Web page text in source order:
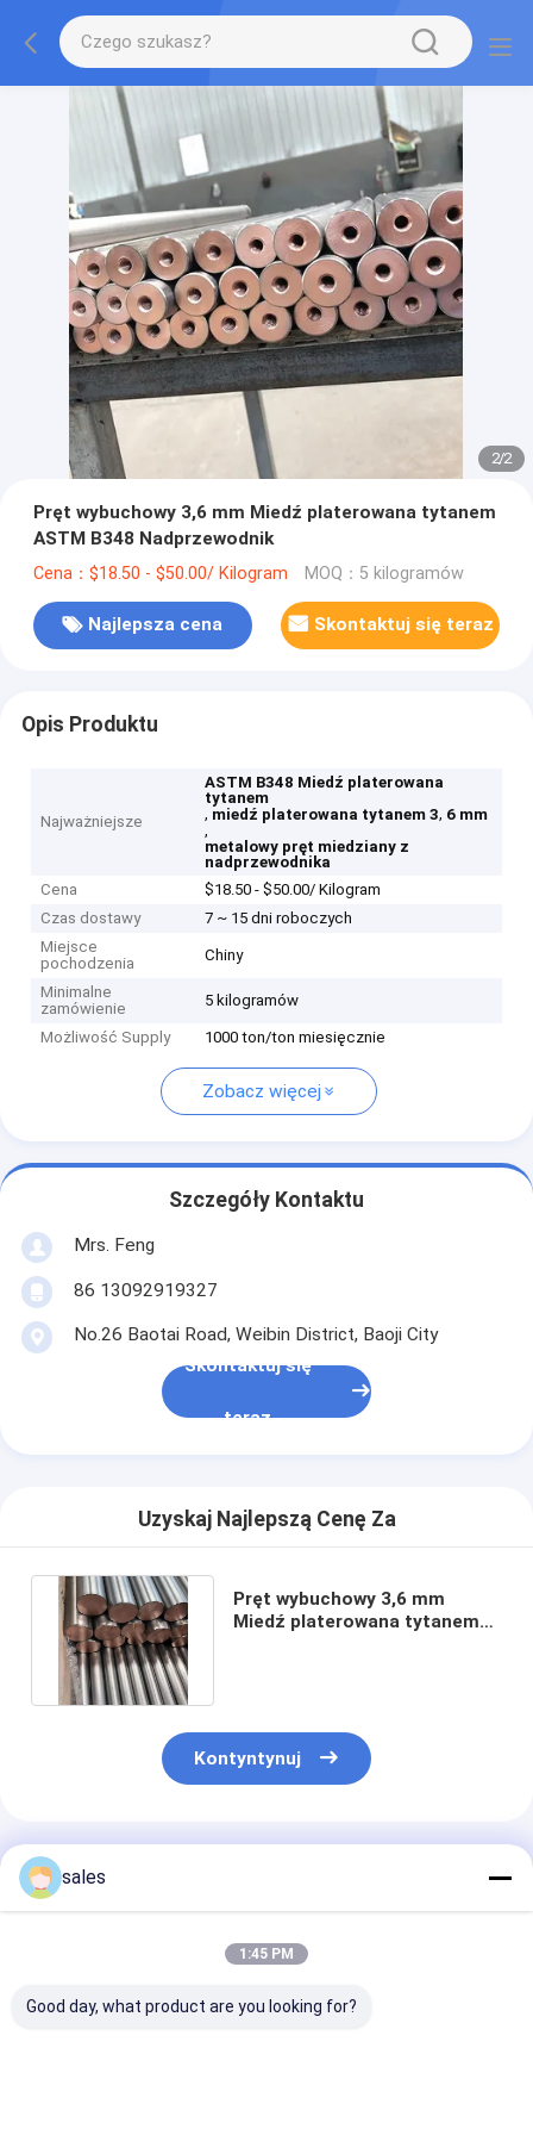
2/2
Pręt wybuchowy 3,6 mm Miedź platerowana tytanem
ASTM B348 Nadprzewodnik
Cena：$18.50 - $50.00/ Kilogram MOQ：5 kilogramów
Najlepsza cena Skontaktuj się teraz
Opis Produktu
Najważniejsze
ASTM B348 Miedź platerowana
tytanem
, miedź platerowana tytanem 3, 6 mm
,
metalowy pręt miedziany z
nadprzewodnika
Cena
$18.50 - $50.00/ Kilogram
Czas dostawy
7 ~ 15 dni roboczych
Miejsce
pochodzenia
Chiny
Minimalne
zamówienie
5 kilogramów
Możliwość Supply 1000 ton/ton miesięcznie
Zobacz więcej
Szczegóły Kontaktu
Mrs. Feng
86 13092919327
No.26 Baotai Road, Weibin District, Baoji City
Skontaktuj się
teraz
Uzyskaj Najlepszą Cenę Za
Pręt wybuchowy 3,6 mm
Miedź platerowana tytanem
Kontyntynuj
Polecane Produkty
sales
1:45 PM
Good day, what product are you looking for?